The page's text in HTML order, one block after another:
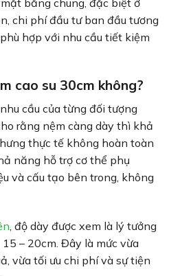
chi phí đầu tư ban đầu tương
hợp với nhu cầu tiết kiệm
cao su 30cm không?
cầu của từng đối tượng
rằng nệm càng dày thì khả
thực tế không hoàn toàn
năng hỗ trợ cơ thể phụ
và cấu tạo bên trong, không
, độ dày được xem là lý tưởng
– 20cm. Đây là mức vừa
vừa tối ưu chi phí và sự tiện